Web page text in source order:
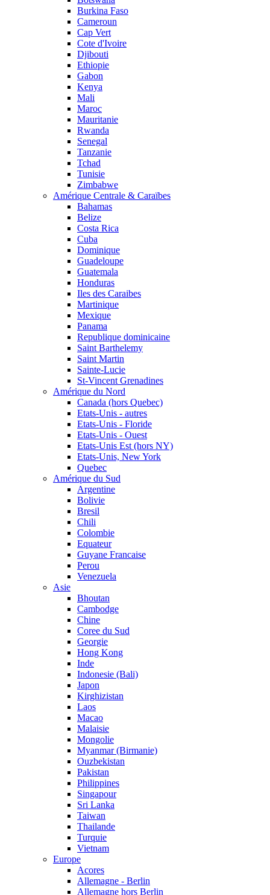
Burkina Faso
Cameroun
Cap Vert
Cote d'Ivoire
Djibouti
Ethiopie
Gabon
Kenya
Mali
Maroc
Mauritanie
Rwanda
Senegal
Tanzanie
Tchad
Tunisie
Zimbabwe
Amérique Centrale & Caraïbes
Bahamas
Belize
Costa Rica
Cuba
Dominique
Guadeloupe
Guatemala
Honduras
Iles des Caraibes
Martinique
Mexique
Panama
Republique dominicaine
Saint Barthelemy
Saint Martin
Sainte-Lucie
St-Vincent Grenadines
Amérique du Nord
Canada (hors Quebec)
Etats-Unis - autres
Etats-Unis - Floride
Etats-Unis - Ouest
Etats-Unis Est (hors NY)
Etats-Unis, New York
Quebec
Amérique du Sud
Argentine
Bolivie
Bresil
Chili
Colombie
Equateur
Guyane Francaise
Perou
Venezuela
Asie
Bhoutan
Cambodge
Chine
Coree du Sud
Georgie
Hong Kong
Inde
Indonesie (Bali)
Japon
Kirghizistan
Laos
Macao
Malaisie
Mongolie
Myanmar (Birmanie)
Ouzbekistan
Pakistan
Philippines
Singapour
Sri Lanka
Taiwan
Thailande
Turquie
Vietnam
Europe
Acores
Allemagne - Berlin
Allemagne hors Berlin